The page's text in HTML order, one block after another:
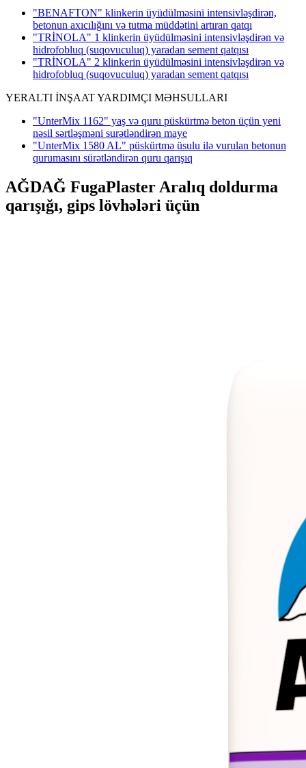
"BENAFTON" klinkerin üyüdülməsini intensivləşdirən,
betonun axıcılığını və tutma müddətini artıran qatqı
"TRİNOLA" 1 klinkerin üyüdülməsini intensivləşdirən və
hidrofobluq (suqovuculuq) yaradan sement qatqısı
"TRİNOLA" 2 klinkerin üyüdülməsini intensivləşdirən və
hidrofobluq (suqovuculuq) yaradan sement qatqısı
YERALTI İNŞAAT YARDIMÇI MƏHSULLARI
"UnterMix 1162" yaş və quru püskürtmə beton üçün yeni
nəsil sərtləşməni surətləndirən maye
"UnterMix 1580 AL" püskürtmə üsulu ilə vurulan betonun
qurumasını sürətləndirən quru qarışıq
AĞDAĞ FugaPlaster Aralıq doldurma
qarışığı, gips lövhələri üçün